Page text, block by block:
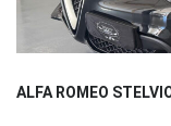
ALFA ROMEO